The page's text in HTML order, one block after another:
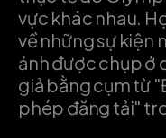
vực khác nhau.
về những sự kiện
ảnh được chụp ở
giả bằng cụm từ
phép đăng tải"